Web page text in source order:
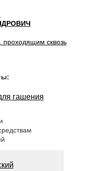
сквозь
гашения